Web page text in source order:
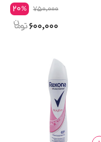
750,000
20%
600,000